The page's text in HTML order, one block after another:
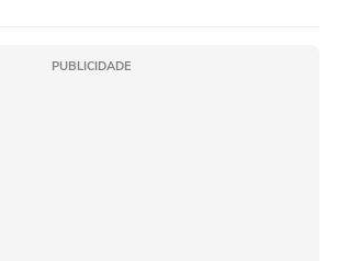
PUBLICIDADE